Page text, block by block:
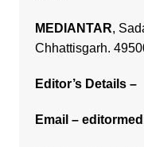
MEDIANTAR,
Chhattisgarh.
Editor’s Details –
Email –